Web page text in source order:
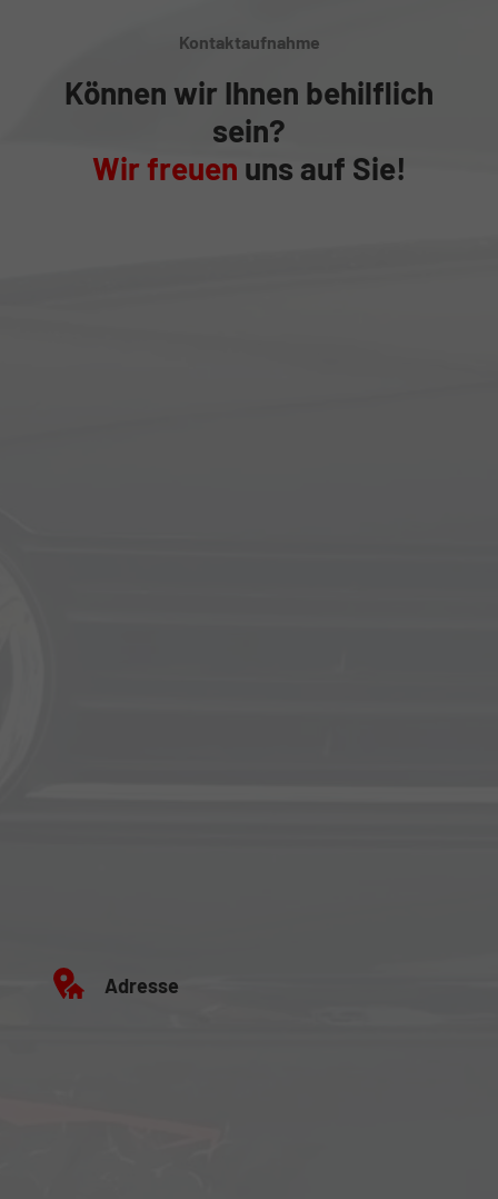
Kontaktaufnahme
Können wir Ihnen behilflich
sein?
Wir freuen uns auf Sie!
Adresse